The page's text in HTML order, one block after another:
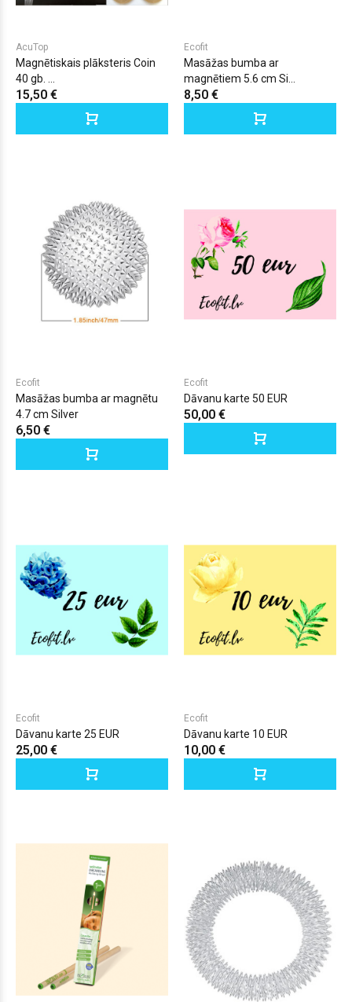
AcuTop
Magnētiskais plāksteris Coin
40 gb. ...
15,50 €
Ecofit
Masāžas bumba ar
magnētiem 5.6 cm Si...
8,50 €
Ecofit
Masāžas bumba ar magnētu
4.7 cm Silver
6,50 €
Ecofit
Dāvanu karte 50 EUR
50,00 €
Ecofit
Dāvanu karte 25 EUR
25,00 €
Ecofit
Dāvanu karte 10 EUR
10,00 €